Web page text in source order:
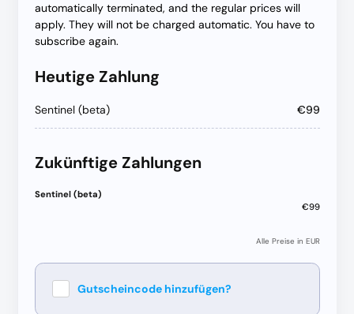
automatically terminated, and the regular prices will
apply. They will not be charged automatic. You have to
subscribe again.
Heutige Zahlung
Sentinel (beta) €99
Zukünftige Zahlungen
Sentinel (beta)
€99
Alle Preise in EUR
Gutscheincode hinzufügen?